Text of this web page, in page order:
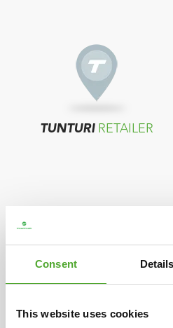
Consent Details
This website uses cookies
TUNTURIRETAILER